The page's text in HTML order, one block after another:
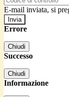
E-mail inviata, si
Errore
Chiudi
Successo
Chiudi
Informazione